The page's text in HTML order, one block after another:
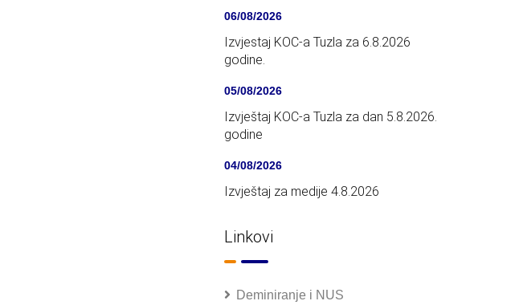
06/08/2026
Izvjestaj KOC-a Tuzla za 6.8.2026
godine.
05/08/2026
Izvještaj KOC-a Tuzla za dan 5.8.2026.
godine
04/08/2026
Izvještaj za medije 4.8.2026
Linkovi
Deminiranje i NUS